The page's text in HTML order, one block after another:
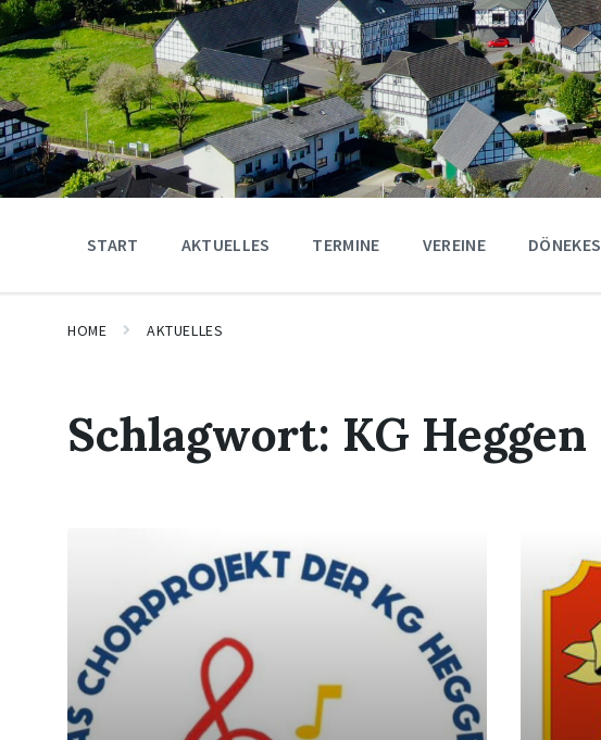
START AKTUELLES TERMINE VEREINE DÖNEKES
HOME AKTUELLES
Schlagwort: KG Heggen
erfahren